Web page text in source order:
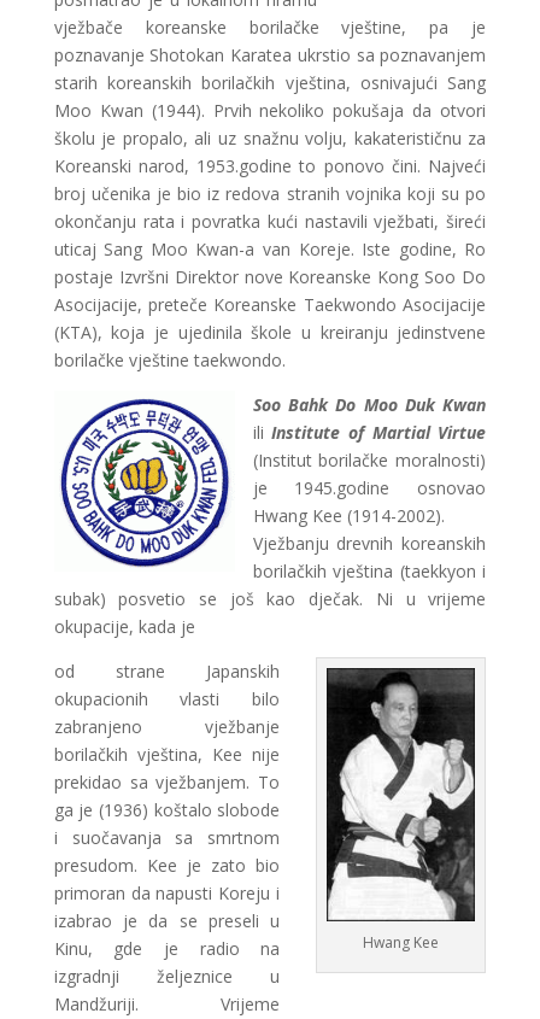
vježbače koreanske borilačke vještine, pa je
poznavanje Shotokan Karatea ukrstio sa poznavanjem
starih koreanskih borilačkih vještina, osnivajući Sang
Moo Kwan (1944). Prvih nekoliko pokušaja da otvori
školu je propalo, ali uz snažnu volju, kakaterističnu za
Koreanski narod, 1953.godine to ponovo čini. Najveći
broj učenika je bio iz redova stranih vojnika koji su po
okončanju rata i povratka kući nastavili vježbati, šireći
uticaj Sang Moo Kwan-a van Koreje. Iste godine, Ro
postaje Izvršni Direktor nove Koreanske Kong Soo Do
Asocijacije, preteče Koreanske Taekwondo Asocijacije
(KTA), koja je ujedinila škole u kreiranju jedinstvene
borilačke vještine taekwondo.
Soo Bahk Do Moo Duk Kwan
iliInstitute of Martial Virtue
(Institut borilačke moralnosti)
je 1945.godine osnovao
Hwang Kee (1914-2002).
Vježbanju drevnih koreanskih
borilačkih vještina (taekkyon i
subak) posvetio se još kao dječak. Ni u vrijeme
okupacije, kada je
Hwang Kee
od strane Japanskih
okupacionih vlasti bilo
zabranjeno vježbanje
borilačkih vještina, Kee nije
prekidao sa vježbanjem. To
ga je (1936) koštalo slobode
i suočavanja sa smrtnom
presudom. Kee je zato bio
primoran da napusti Koreju i
izabrao je da se preseli u
Kinu, gde je radio na
izgradnji željeznice u
Mandžuriji. Vrijeme